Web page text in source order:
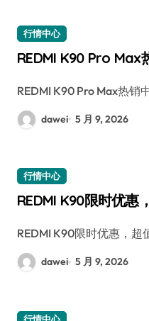
行情中心
REDMI K90 Pro Max
REDMI K90 Pro Max热销
dawei 5 月 9, 2026
行情中心
REDMI K90限时优惠
REDMI K90限时优惠，
dawei 5 月 9, 2026
行情中心